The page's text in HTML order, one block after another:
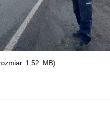
wideo
1.52 MB)